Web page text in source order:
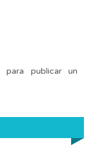
para publicar un